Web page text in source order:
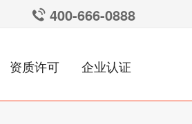
400-666-0888
资质许可 企业认证